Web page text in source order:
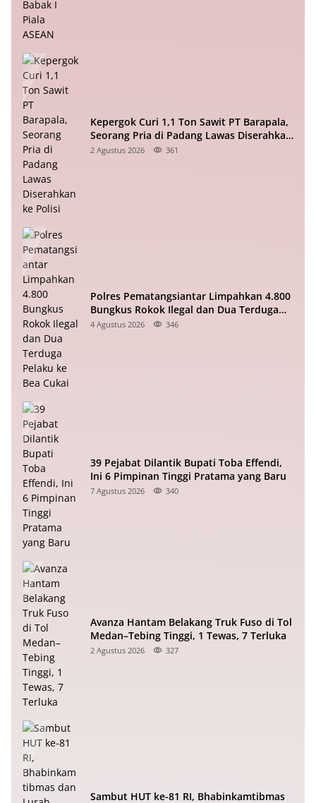
Kepergok Curi 1,1 Ton Sawit PT Barapala,
Seorang Pria di Padang Lawas Diserahkan
ke Polisi
2 Agustus 2026 361
Polres Pematangsiantar Limpahkan 4.800
Bungkus Rokok Ilegal dan Dua Terduga
Pelaku ke Bea Cukai
4 Agustus 2026 346
39 Pejabat Dilantik Bupati Toba Effendi,
Ini 6 Pimpinan Tinggi Pratama yang Baru
7 Agustus 2026 340
Avanza Hantam Belakang Truk Fuso di Tol
Medan–Tebing Tinggi, 1 Tewas, 7 Terluka
2 Agustus 2026 327
Sambut HUT ke-81 RI, Bhabinkamtibmas